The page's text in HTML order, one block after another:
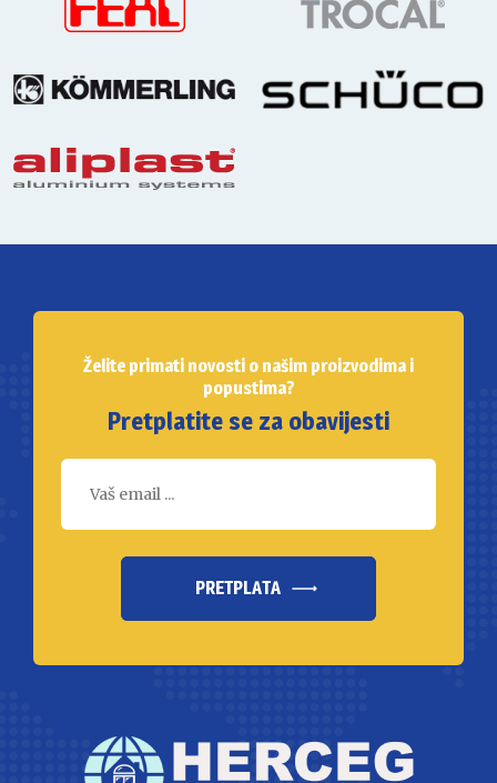
Želite primati novosti o našim proizvodima i
popustima?
Pretplatite se za obavijesti
PRETPLATA